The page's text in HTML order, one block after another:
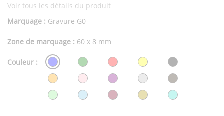
Voir tous les détails du produit
Marquage : Gravure G0
Zone de marquage : 60 x 8 mm
Couleur :